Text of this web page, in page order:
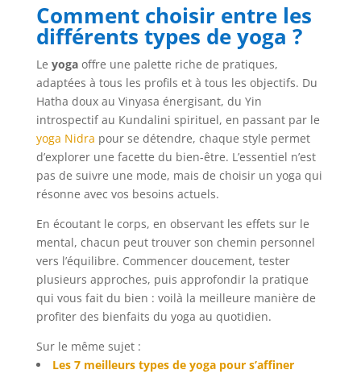
Comment choisir entre les
différents types de yoga ?
Le yogaoffre une palette riche de pratiques,
adaptées à tous les profils et à tous les objectifs. Du
Hatha doux au Vinyasa énergisant, du Yin
introspectif au Kundalini spirituel, en passant par le
yoga Nidra pour se détendre, chaque style permet
d’explorer une facette du bien-être. L’essentiel n’est
pas de suivre une mode, mais de choisir un yoga qui
résonne avec vos besoins actuels.
En écoutant le corps, en observant les effets sur le
mental, chacun peut trouver son chemin personnel
vers l’équilibre. Commencer doucement, tester
plusieurs approches, puis approfondir la pratique
qui vous fait du bien : voilà la meilleure manière de
profiter des bienfaits du yoga au quotidien.
Sur le même sujet :
Les 7 meilleurs types de yoga pour s’affiner